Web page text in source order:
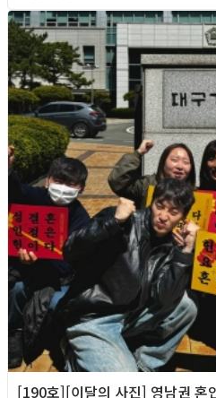
[190호][이달의 사진] 영남권 혼